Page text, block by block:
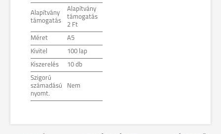
Alapítvány
támogatás
Alapítvány
támogatás
2 Ft
Méret A5
Kivitel 100 lap
Kiszerelés 10 db
Szigorú
számadású
nyomt.
Nem